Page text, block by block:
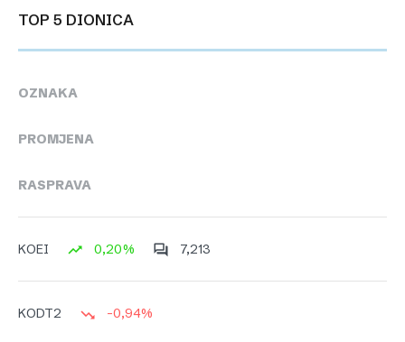
TOP 5 DIONICA
OZNAKA
PROMJENA
RASPRAVA
KOEI 0,20% 7,213
KODT2 -0,94%